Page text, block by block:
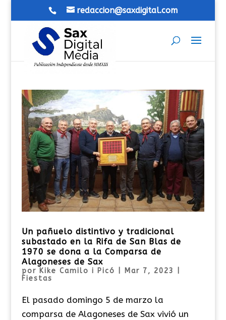
redaccion@saxdigital.com
Un pañuelo distintivo y tradicional
subastado en la Rifa de San Blas de
1970 se dona a la Comparsa de
Alagoneses de Sax
por Kike Camilo i Picó Mar 7, 2023
Fiestas
El pasado domingo 5 de marzo la
comparsa de Alagoneses de Sax vivió un